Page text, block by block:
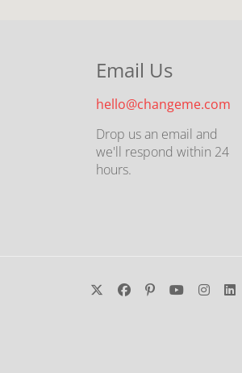
Email Us
hello@changeme.com
Drop us an email and
we'll respond within 24
hours.